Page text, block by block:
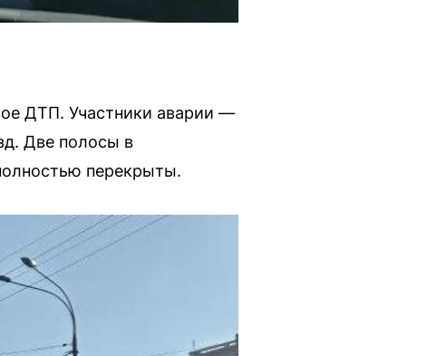
ДТП. Участники аварии —
Две полосы в
перекрыты.